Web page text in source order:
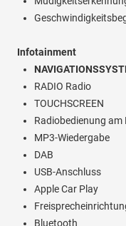
Infotainment
RADIO Radio
TOUCHSCREEN
Radiobedienung am
MP3-Wiedergabe
DAB
USB-Anschluss
Apple Car Play
Bluetooth